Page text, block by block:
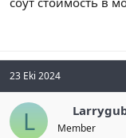
23 Eki 2024
L Member